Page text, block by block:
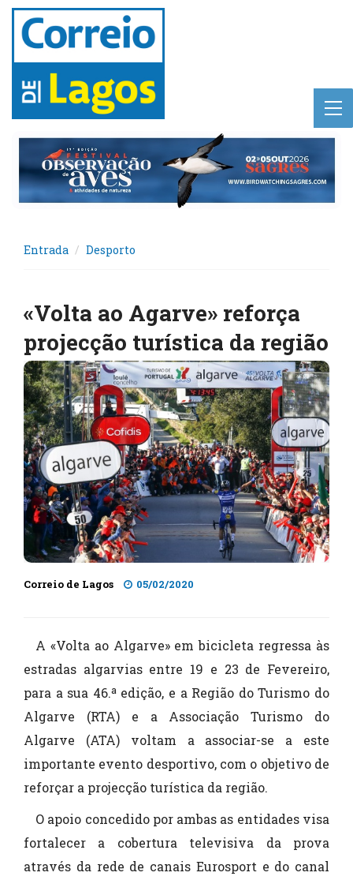
Entrada Desporto
«Volta ao Agarve» reforça
projecção turística da região
Correio de Lagos 05/02/2020
A «Volta ao Algarve» em bicicleta regressa às
estradas algarvias entre 19 e 23 de Fevereiro,
para a sua 46.ª edição, e a Região do Turismo do
Algarve (RTA) e a Associação Turismo do
Algarve (ATA) voltam a associar-se a este
importante evento desportivo, com o objetivo de
reforçar a projecção turística da região.
O apoio concedido por ambas as entidades visa
fortalecer a cobertura televisiva da prova
através da rede de canais Eurosport e do canal